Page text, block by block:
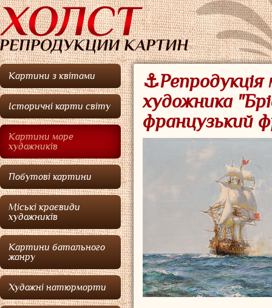
Картини з квітами
Історичні карти світу
Картини море
художників
Побутові картини
Міські краєвиди
художників
Картини батального
жанру
Художні натюрморти
художника
французький